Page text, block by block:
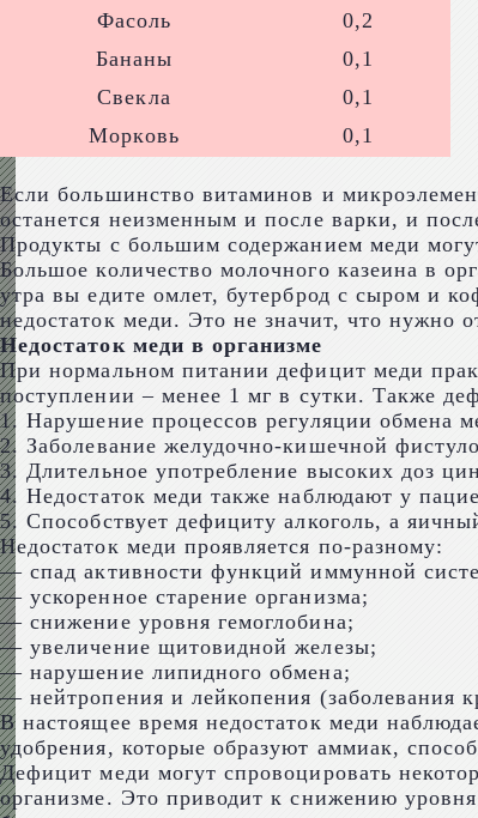
Фасоль
0,2
Бананы
0,1
Свекла
0,1
Морковь
0,1
Если большинство витаминов и
останется неизменным и после варки, и
Продукты с большим содержанием меди
Большое количество молочного казеина в
утра вы едите омлет, бутерброд с сыром и
недостаток меди. Это не значит, что нужно
Недостаток меди в организме
При нормальном питании дефицит меди
поступлении – менее 1 мг в сутки. Также
1. Нарушение процессов регуляции обмена
2. Заболевание желудочно-кишечной
3. Длительное употребление высоких доз
4. Недостаток меди также наблюдают у
5. Способствует дефициту алкоголь, а
Недостаток меди проявляется по-разному:
— спад активности функций иммунной
— ускоренное старение организма;
— снижение уровня гемоглобина;
— увеличение щитовидной железы;
— нарушение липидного обмена;
— нейтропения и лейкопения (заболевания
В настоящее время недостаток меди
удобрения, которые образуют аммиак,
Дефицит меди могут спровоцировать
организме. Это приводит к снижению